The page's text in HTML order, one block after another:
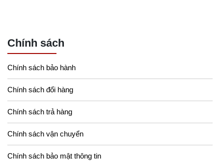
Chính sách
Chính sách bảo hành
Chính sách đổi hàng
Chính sách trả hàng
Chính sách vận chuyển
Chính sách bảo mật thông tin